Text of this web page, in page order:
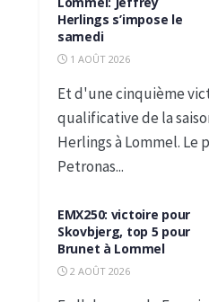
Herlings s’impose le
samedi
1 AOÛT 2026
Et d'une cinquième
qualificative de la
Herlings à Lommel. Le
Petronas...
EMX250: victoire pour
Skovbjerg, top 5 pour
Brunet à Lommel
2 AOÛT 2026